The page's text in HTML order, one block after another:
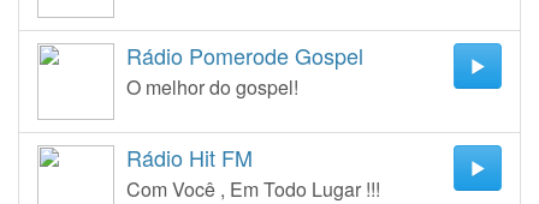
Rádio Pomerode Gospel
O melhor do gospel!
Rádio Hit FM
Com Você , Em Todo Lugar !!!